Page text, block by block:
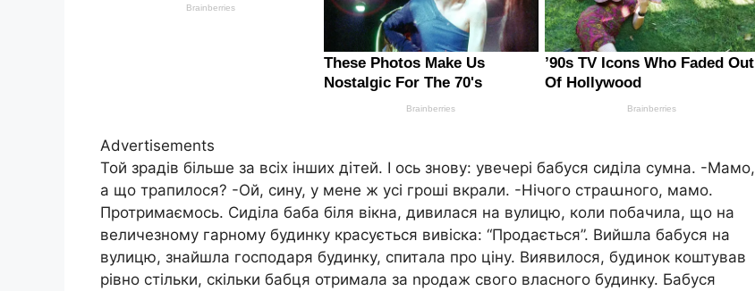
Advertisements
Той зрадів більше за всіх інших дітей. І ось знову: увечері бабуся сиділа сумна. -Мамо,
а що трапилося? -Ой, сину, у мене ж усі гроші вкрали. -Нічого страաного, мамо.
Протримаємось. Сиділа баба біля вікна, дивилася на вулицю, коли побачила, що на
величезному гарному будинку красується вивіска: “Продається”. Вийшла бабуся на
вулицю, знайшла господаря будинку, спитала про ціну. Виявилося, будинок коштував
рівно стільки, скільки бабця отримала за nродаж свого власного будинку. Бабуся